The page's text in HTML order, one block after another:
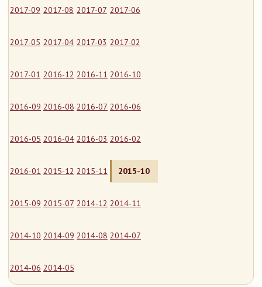
2017-09 2017-08 2017-07 2017-06
2017-05 2017-04 2017-03 2017-02
2017-01 2016-12 2016-11 2016-10
2016-09 2016-08 2016-07 2016-06
2016-05 2016-04 2016-03 2016-02
2016-01 2015-12 2015-11 2015-10
2015-09 2015-07 2014-12 2014-11
2014-10 2014-09 2014-08 2014-07
2014-06 2014-05